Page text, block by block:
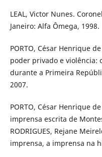
LEAL, Victor Nunes.
Janeiro: Alfa Ômega, 1998.
PORTO, César Henrique
poder privado e violência:
durante a Primeira
2007.
PORTO, César Henrique
imprensa escrita de
RODRIGUES, Rejane
imprensa, a imprensa na